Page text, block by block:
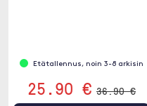
Etätallennus, noin 3-8 arkisin
25.90 € 36.90 €